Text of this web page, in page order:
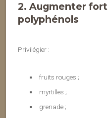
2. Augmenter
polyphénols
Privilégier :
fruits rouges ;
myrtilles ;
grenade ;